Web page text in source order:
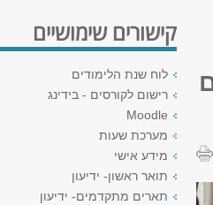
קישורים שימושיים
לוח שנת הלימודים
רישום לקורסים - בידינג
Moodle
מערכת שעות
מידע אישי
תואר ראשון- ידיעון
תארים מתקדמים- ידיעון